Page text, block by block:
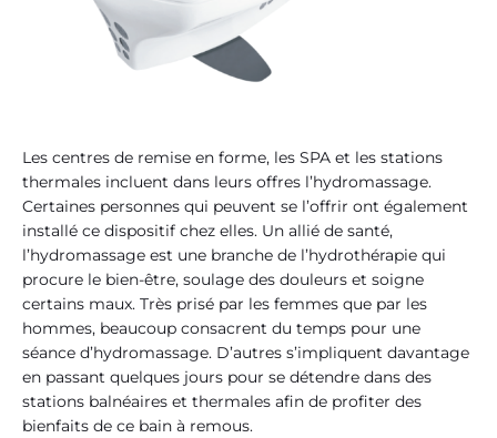
Les centres de remise en forme, les SPA et les stations
thermales incluent dans leurs offres l’hydromassage.
Certaines personnes qui peuvent se l’offrir ont également
installé ce dispositif chez elles. Un allié de santé,
l’hydromassage est une branche de l’hydrothérapie qui
procure le bien-être, soulage des douleurs et soigne
certains maux. Très prisé par les femmes que par les
hommes, beaucoup consacrent du temps pour une
séance d’hydromassage. D’autres s’impliquent davantage
en passant quelques jours pour se détendre dans des
stations balnéaires et thermales afin de profiter des
bienfaits de ce bain à remous.